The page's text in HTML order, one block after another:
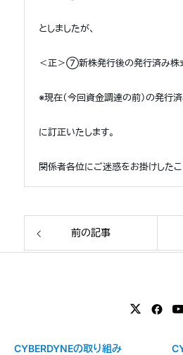
としましたが、
＜正＞⑦新株発行後の発行済み株式
※現在（今回資金調達の前）の発行
に訂正いたします。
関係者各位にご迷惑をお掛けしたこ
前の記事
CYBERDYNEの取り組み